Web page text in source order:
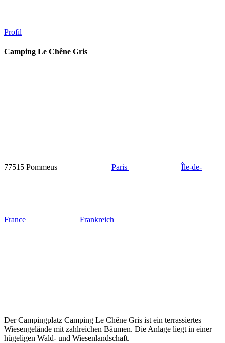
Profil
Camping Le Chêne Gris
77515 Pommeus Paris Île-de-
France Frankreich
Der Campingplatz Camping Le Chêne Gris ist ein terrassiertes
Wiesengelände mit zahlreichen Bäumen. Die Anlage liegt in einer
hügeligen Wald- und Wiesenlandschaft.